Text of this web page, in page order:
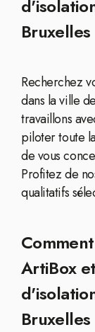
Bruxelles
Recherchez
dans la ville
travaillons
piloter toute
de vous
Profitez de
qualitatifs
ArtiBox
Bruxelles